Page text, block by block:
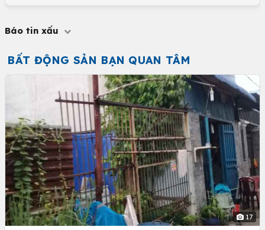
Báo tin xấu
BẤT ĐỘNG SẢN BẠN QUAN TÂM
17